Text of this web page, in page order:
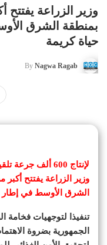
وزير الزراعة يفتتح
بمنطقة الشرق
حياة كريمة
By Nagwa Ragab
لإنتاج 600 ألف جرعة تلقيح اصطناعي سنويا،
وزير الزراعة يفتتح
الشرق الأوسط في إطار
تنفيذا لتوجهيات
الجمهورية بضروة